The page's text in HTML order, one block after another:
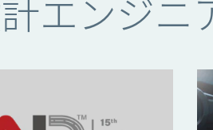
エンジニ